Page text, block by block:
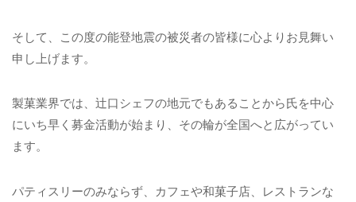
そして、この度の能登地震の被災者の皆様に心よりお見舞い
申し上げます。
製菓業界では、辻口シェフの地元でもあることから氏を中心
にいち早く募金活動が始まり、その輪が全国へと広がってい
ます。
パティスリーのみならず、カフェや和菓子店、レストランな